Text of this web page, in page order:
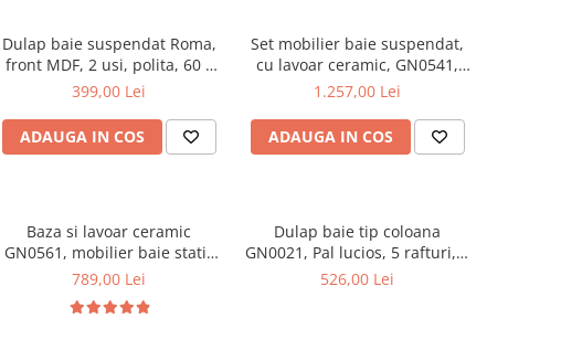
Dulap baie suspendat Roma,
front MDF, 2 usi, polita, 60 x
68 cm, alb
399,00 Lei
ADAUGA IN COS
Set mobilier baie suspendat,
cu lavoar ceramic, GN0541,
front MDF, 60 cm, 2 sertare,
dulap GN0201,
dreptunghiulara, PAL,
1.257,00 Lei
ADAUGA IN COS
Baza si lavoar ceramic
GN0561, mobilier baie stativ
70 cm, front MDF, 2 usi,
alb/antracit
789,00 Lei
Dulap baie tip coloana
GN0021, Pal lucios, 5 rafturi, 4
usi, picioare reglabile,
526,00 Lei